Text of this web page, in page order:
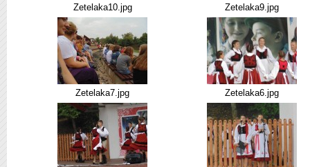
Zetelaka10.jpg Zetelaka9.jpg
Zetelaka7.jpg Zetelaka6.jpg